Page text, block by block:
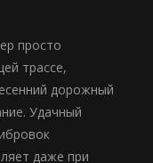
просто
трассе,
дорожный
Удачный
даже при